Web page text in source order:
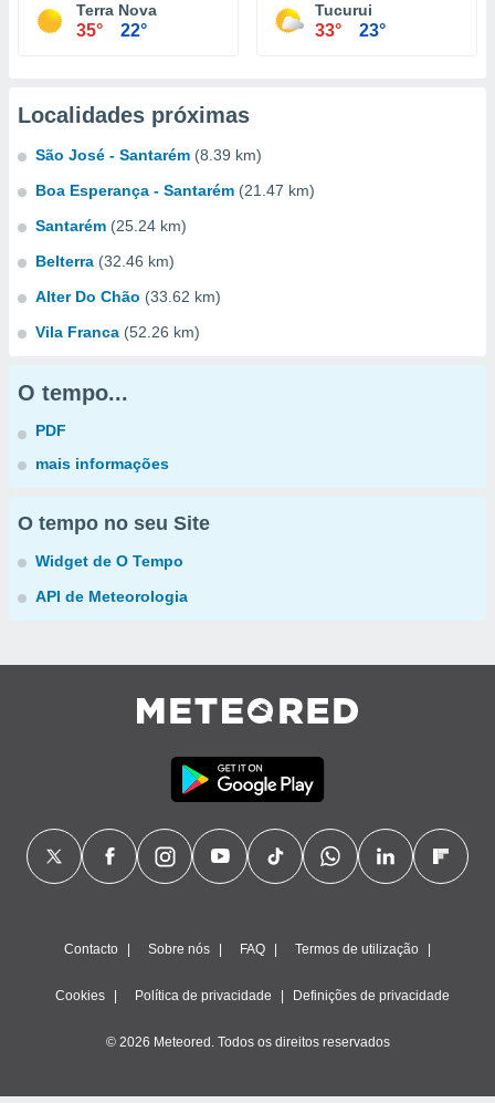
Terra Nova
35° 22°
Tucurui
33° 23°
Localidades próximas
São José - Santarém (8.39 km)
Boa Esperança - Santarém (21.47 km)
Santarém (25.24 km)
Belterra (32.46 km)
Alter Do Chão (33.62 km)
Vila Franca (52.26 km)
O tempo...
PDF
mais informações
O tempo no seu Site
Widget de O Tempo
API de Meteorologia
Contacto Sobre nós FAQ Termos de utilização
Cookies Política de privacidade Definições de privacidade
© 2026 Meteored. Todos os direitos reservados